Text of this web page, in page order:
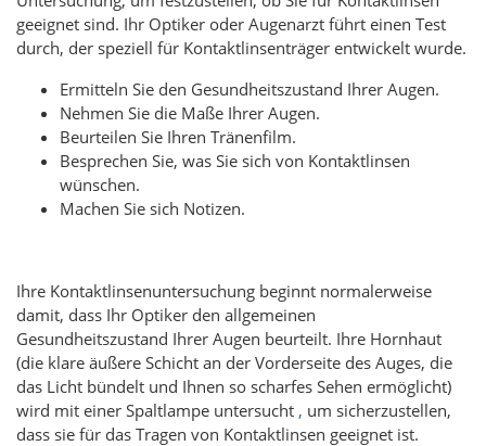
geeignet sind. Ihr Optiker oder Augenarzt führt einen Test
durch, der speziell für Kontaktlinsenträger entwickelt wurde.
Ermitteln Sie den Gesundheitszustand Ihrer Augen.
Nehmen Sie die Maße Ihrer Augen.
Beurteilen Sie Ihren Tränenfilm.
Besprechen Sie, was Sie sich von Kontaktlinsen
wünschen.
Machen Sie sich Notizen.
Ihre Kontaktlinsenuntersuchung beginnt normalerweise
damit, dass Ihr Optiker den allgemeinen
Gesundheitszustand Ihrer Augen beurteilt. Ihre Hornhaut
(die klare äußere Schicht an der Vorderseite des Auges, die
das Licht bündelt und Ihnen so scharfes Sehen ermöglicht)
wird mit einer Spaltlampe untersucht , um sicherzustellen,
dass sie für das Tragen von Kontaktlinsen geeignet ist.